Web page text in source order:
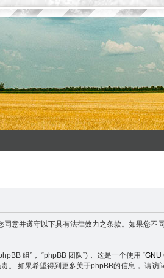
同意并遵守以下具有法律效力之条款。如果您
组”， “phpBB 团队”)， 这是一个使用 “GNU
。 如果希望得到更多关于phpBB的信息， 请访